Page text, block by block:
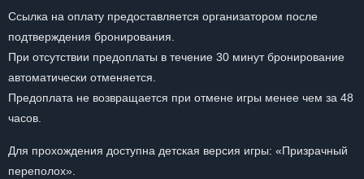
Ссылка на оплату предоставляется организатором после
подтверждения бронирования.
При отсутствии предоплаты в течение 30 минут бронирование
автоматически отменяется.
Предоплата не возвращается при отмене игры менее чем за 48
часов.
Для прохождения доступна детская версия игры: «Призрачный
переполох».